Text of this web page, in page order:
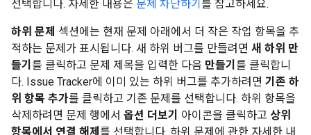
선택합니다. 자세한 내용은 문제 차단하기 를 참고하세요.
하위 문제 섹션에는 현재 문제 아래에서 더 작은 작업 항목을 추
적하는 문제가 표시됩니다. 새 하위 버그를 만들려면 새 하위 만
들기 를 클릭하고 문제 제목을 입력한 다음 만들기 를 클릭합니
다. Issue Tracker에 이미 있는 하위 버그를 추가하려면 기존 하
위 항목 추가를 클릭하고 기존 문제를 선택합니다. 하위 항목을
삭제하려면 문제 행에서 옵션 더보기 아이콘을 클릭하고 상위
항목에서 연결 해제 를 선택합니다. 하위 문제에 관한 자세한 내